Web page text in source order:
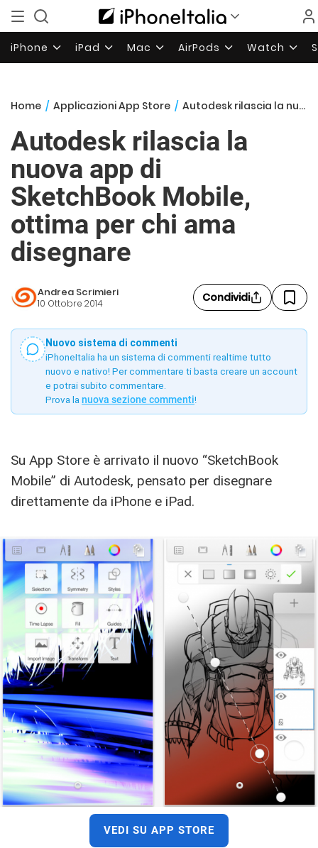
iPhone iPad Mac AirPods Watch
Home / Applicazioni App Store / Autodesk rilascia la nuova app di SketchBook Mobile, ottima per chi ama disegnare
Autodesk rilascia la
nuova app di
SketchBook Mobile,
ottima per chi ama
disegnare
Andrea Scrimieri
10 Ottobre 2014 Condividi
Nuovo sistema di commenti
iPhoneItalia ha un sistema di commenti realtime tutto
nuovo e nativo! Per commentare ti basta creare un account
e potrai subito commentare.
Prova la nuova sezione commenti!
Su App Store è arrivato il nuovo “SketchBook
Mobile” di Autodesk, pensato per disegnare
direttamente da iPhone e iPad.
VEDI SU APP STORE